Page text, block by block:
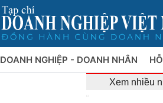
DOANH NGHIỆP - DOANH NHÂN
Xem nhiều